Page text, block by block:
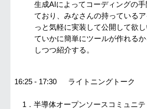
生成AIによってコーディングの
ており、みなさんの持っている
っと気軽に実装して公開して欲
ていかに簡単にツールが作れる
しつつ紹介する。
16:25 - 17:30 ライトニングトーク
1．半導体オープンソースコミュニ